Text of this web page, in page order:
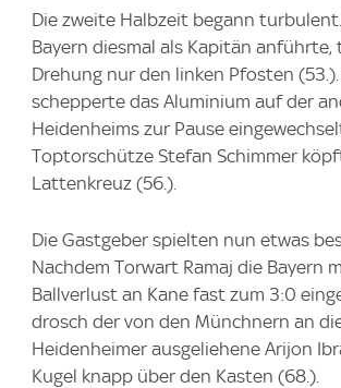
Die zweite Halbzeit begann
Bayern diesmal als Kapitän anführte,
Drehung nur den linken Pfosten
schepperte das Aluminium auf der
Heidenheims zur Pause
Toptorschütze Stefan Schimmer
Lattenkreuz (56.).
Die Gastgeber spielten nun etwas
Nachdem Torwart Ramaj die Bayern
Ballverlust an Kane fast zum 3:0
drosch der von den Münchnern an
Heidenheimer ausgeliehene Arijon
Kugel knapp über den Kasten (68.).